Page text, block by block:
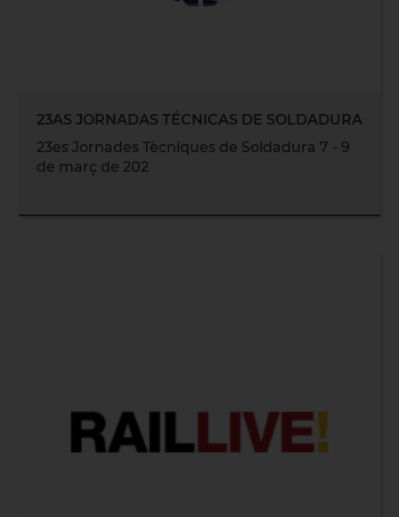
23AS JORNADAS TÉCNICAS DE SOLDADURA
23es Jornades Tècniques de Soldadura 7 - 9
de març de 202